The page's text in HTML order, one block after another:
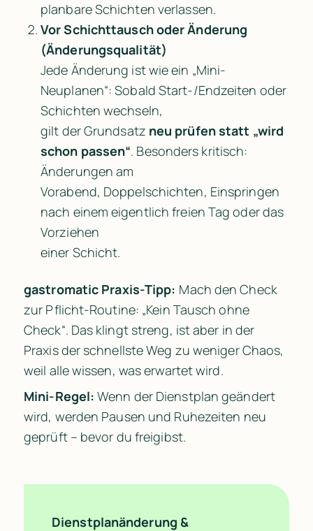
planbare Schichten verlassen.
Vor Schichttausch oder Änderung
(Änderungsqualität)
Jede Änderung ist wie ein „Mini-
Neuplanen“: Sobald Start-/Endzeiten oder
Schichten wechseln,
gilt der Grundsatz neu prüfen statt „wird
schon passen“. Besonders kritisch:
Änderungen am
Vorabend, Doppelschichten, Einspringen
nach einem eigentlich freien Tag oder das
Vorziehen
einer Schicht.
gastromatic Praxis-Tipp: Mach den Check
zur Pflicht-Routine: „Kein Tausch ohne
Check“. Das klingt streng, ist aber in der
Praxis der schnellste Weg zu weniger Chaos,
weil alle wissen, was erwartet wird.
Mini-Regel: Wenn der Dienstplan geändert
wird, werden Pausen und Ruhezeiten neu
geprüft – bevor du freigibst.
Dienstplanänderung &